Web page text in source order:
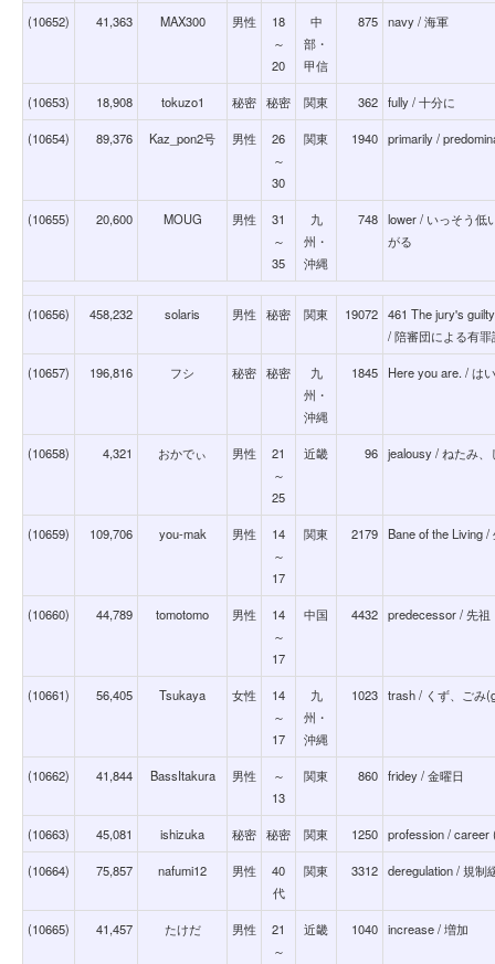
(10652) 41,363 MAX300 男性
18
～
20
中
部・
甲信
875 navy / 海軍
(10653) 18,908 tokuzo1 秘密 秘密 関東 362 fully / 十分に
(10654) 89,376 Kaz_pon2号 男性
26
～
30
関東 1940 primarily /
(10655) 20,600 MOUG 男性
31
～
35
九
州・
沖縄
748 lower / いっそう低
がる
(10656) 458,232 solaris 男性 秘密 関東 19072 461 The jury's
/ 陪審団による有
(10657) 196,816 フシ 秘密 秘密
九
州・
沖縄
1845 Here you are. / は
(10658) 4,321 おかでぃ 男性
21
～
25
近畿 96 jealousy / ねたみ
(10659) 109,706 you-mak 男性
14
～
17
関東 2179 Bane of the Living
(10660) 44,789 tomotomo 男性
14
～
17
中国 4432 predecessor / 先祖
(10661) 56,405 Tsukaya 女性
14
～
17
九
州・
沖縄
1023 trash / くず、ごみ
(10662) 41,844 BassItakura 男性
～
13
関東 860 fridey / 金曜日
(10663) 45,081 ishizuka 秘密 秘密 関東 1250 profession / career
(10664) 75,857 nafumi12 男性
40
代
関東 3312 deregulation / 規制
(10665) 41,457 たけだ 男性
21
～
近畿 1040 increase / 増加